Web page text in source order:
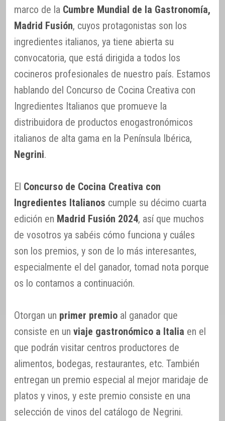
marco de la Cumbre Mundial de la Gastronomía,
Madrid Fusión, cuyos protagonistas son los
ingredientes italianos, ya tiene abierta su
convocatoria, que está dirigida a todos los
cocineros profesionales de nuestro país. Estamos
hablando del Concurso de Cocina Creativa con
Ingredientes Italianos que promueve la
distribuidora de productos enogastronómicos
italianos de alta gama en la Península Ibérica,
Negrini.
El Concurso de Cocina Creativa con
Ingredientes Italianos cumple su décimo cuarta
edición en Madrid Fusión 2024, así que muchos
de vosotros ya sabéis cómo funciona y cuáles
son los premios, y son de lo más interesantes,
especialmente el del ganador, tomad nota porque
os lo contamos a continuación.
Otorgan un primer premio al ganador que
consiste en un viaje gastronómico a Italia en el
que podrán visitar centros productores de
alimentos, bodegas, restaurantes, etc. También
entregan un premio especial al mejor maridaje de
platos y vinos, y este premio consiste en una
selección de vinos del catálogo de Negrini.